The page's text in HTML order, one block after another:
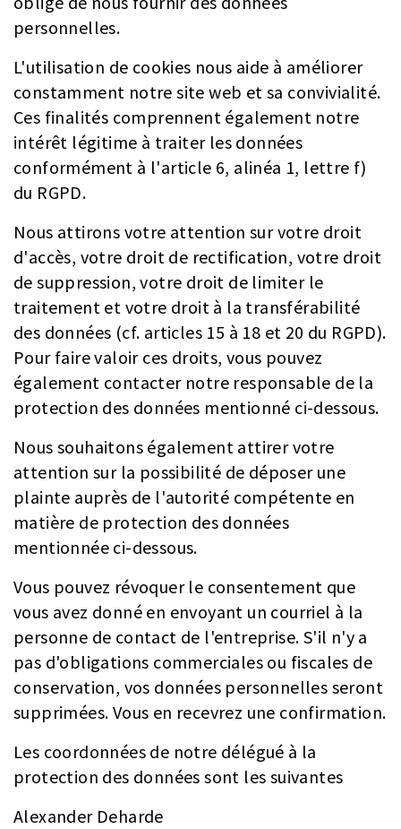
personnelles.
L'utilisation de cookies nous aide à améliorer
constamment notre site web et sa convivialité.
Ces finalités comprennent également notre
intérêt légitime à traiter les données
conformément à l'article 6, alinéa 1, lettre f)
du RGPD.
Nous attirons votre attention sur votre droit
d'accès, votre droit de rectification, votre droit
de suppression, votre droit de limiter le
traitement et votre droit à la transférabilité
des données (cf. articles 15 à 18 et 20 du RGPD).
Pour faire valoir ces droits, vous pouvez
également contacter notre responsable de la
protection des données mentionné ci-dessous.
Nous souhaitons également attirer votre
attention sur la possibilité de déposer une
plainte auprès de l'autorité compétente en
matière de protection des données
mentionnée ci-dessous.
Vous pouvez révoquer le consentement que
vous avez donné en envoyant un courriel à la
personne de contact de l'entreprise. S'il n'y a
pas d'obligations commerciales ou fiscales de
conservation, vos données personnelles seront
supprimées. Vous en recevrez une confirmation.
Les coordonnées de notre délégué à la
protection des données sont les suivantes
Alexander Deharde